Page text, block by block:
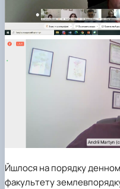
Йшлося на порядку
факультету